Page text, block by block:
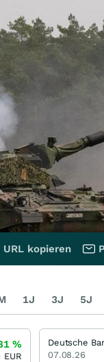
URL kopieren
1J 3J 5J
%
EUR
Deutsche
07.08.26